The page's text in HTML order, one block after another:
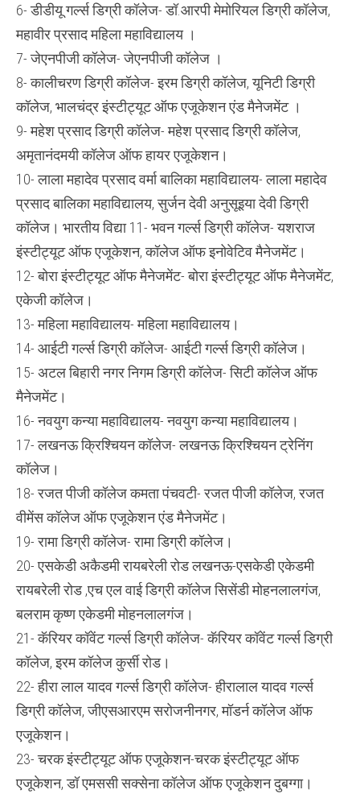
6- डीडीयू गर्ल्स डिग्री कॉलेज- डॉ.आरपी मेमोरियल डिग्री कॉलेज,
महावीर प्रसाद महिला महाविद्यालय ।
7- जेएनपीजी कॉलेज- जेएनपीजी कॉलेज ।
8- कालीचरण डिग्री कॉलेज- इरम डिग्री कॉलेज, यूनिटी डिग्री
कॉलेज, भालचंद्र इंस्टीट्यूट ऑफ एजूकेशन एंड मैनेजमेंट ।
9- महेश प्रसाद डिग्री कॉलेज- महेश प्रसाद डिग्री कॉलेज,
अमृतानंदमयी कॉलेज ऑफ हायर एजूकेशन।
10- लाला महादेव प्रसाद वर्मा बालिका महाविद्यालय- लाला महादेव
प्रसाद बालिका महाविद्यालय, सुर्जन देवी अनुसूइया देवी डिग्री
कॉलेज। भारतीय विद्या 11- भवन गर्ल्स डिग्री कॉलेज- यशराज
इंस्टीट्यूट ऑफ एजूकेशन, कॉलेज ऑफ इनोवेटिव मैनेजमेंट।
12- बोरा इंस्टीट्यूट ऑफ मैनेजमेंट- बोरा इंस्टीट्यूट ऑफ मैनेजमेंट,
एकेजी कॉलेज।
13- महिला महाविद्यालय- महिला महाविद्यालय।
14- आईटी गर्ल्स डिग्री कॉलेज- आईटी गर्ल्स डिग्री कॉलेज।
15- अटल बिहारी नगर निगम डिग्री कॉलेज- सिटी कॉलेज ऑफ
मैनेजमेंट।
16- नवयुग कन्या महाविद्यालय- नवयुग कन्या महाविद्यालय।
17- लखनऊ क्रिश्चियन कॉलेज- लखनऊ क्रिश्चियन ट्रेनिंग
कॉलेज।
18- रजत पीजी कॉलेज कमता पंचवटी- रजत पीजी कॉलेज, रजत
वीमेंस कॉलेज ऑफ एजूकेशन एंड मैनेजमेंट।
19- रामा डिग्री कॉलेज- रामा डिग्री कॉलेज।
20- एसकेडी अकैडमी रायबरेली रोड लखनऊ-एसकेडी एकेडमी
रायबरेली रोड ,एच एल वाई डिग्री कॉलेज सिसेंडी मोहनलालगंज,
बलराम कृष्ण एकेडमी मोहनलालगंज।
21- कॅरियर कॉवेंट गर्ल्स डिग्री कॉलेज- कॅरियर कॉवेंट गर्ल्स डिग्री
कॉलेज, इरम कॉलेज कुर्सी रोड।
22- हीरा लाल यादव गर्ल्स डिग्री कॉलेज- हीरालाल यादव गर्ल्स
डिग्री कॉलेज, जीएसआरएम सरोजनीनगर, मॉडर्न कॉलेज ऑफ
एजूकेशन।
23- चरक इंस्टीट्यूट ऑफ एजूकेशन-चरक इंस्टीट्यूट ऑफ
एजूकेशन, डॉ एमससी सक्सेना कॉलेज ऑफ एजूकेशन दुबग्गा।